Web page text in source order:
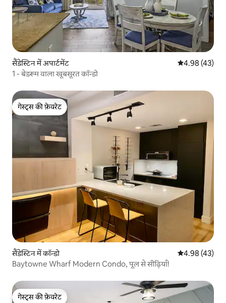
सैंडेस्टिन में अपार्टमेंट औसत रेटिंग 5 में
4.98 (43)
1 - बेडरूम वाला खूबसूरत कॉन्डो
गेस्ट्स की फ़ेवरेट
गेस्ट्स की फ़ेवरेट
सैंडेस्टिन में कॉन्डो औसत रेटिंग 5 में
4.98 (43)
Baytowne Wharf Modern Condo, पूल से सीढ़ियाँ!
गेस्ट्स की फ़ेवरेट